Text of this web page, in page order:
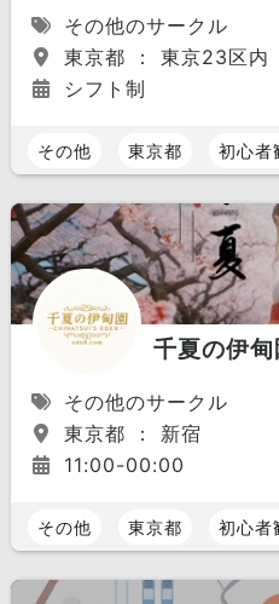
その他のサークル
東京都 ： 東京23区内
シフト制
その他 東京都 初心者
千夏の伊
その他のサークル
東京都 ： 新宿
11:00-00:00
その他 東京都 初心者